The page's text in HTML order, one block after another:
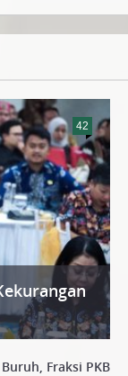
42
Fraksi PKB